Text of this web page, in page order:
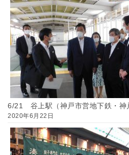
6/21 谷上駅（神戸市営地下鉄・神
2020年6月22日